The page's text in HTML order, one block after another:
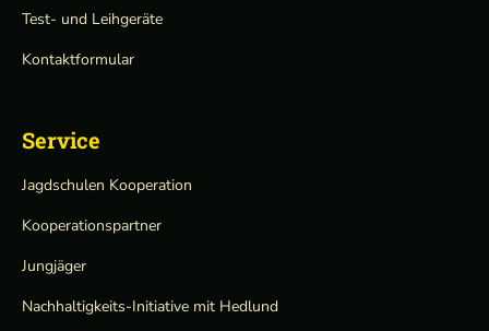
Test- und Leihgeräte
Kontaktformular
Service
Jagdschulen Kooperation
Kooperationspartner
Jungjäger
Nachhaltigkeits-Initiative mit Hedlund